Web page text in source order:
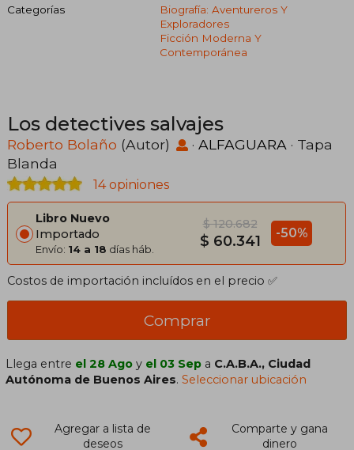
Categorías
Biografía: Aventureros Y
Exploradores
Ficción Moderna Y
Contemporánea
Los detectives salvajes
Roberto Bolaño (Autor) · ALFAGUARA · Tapa
Blanda
14 opiniones
Libro Nuevo
Importado
Envío: 14 a 18 días háb.
$ 120.682
$ 60.341 -50%
Costos de importación incluídos en el precio ✅
Comprar
Llega entre el 28 Ago y el 03 Sep a C.A.B.A., Ciudad
Autónoma de Buenos Aires.Seleccionar ubicación
Agregar a lista de
deseos
Comparte y gana
dinero